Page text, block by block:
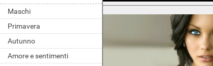
Maschi
Primavera
Autunno
Amore e sentimenti